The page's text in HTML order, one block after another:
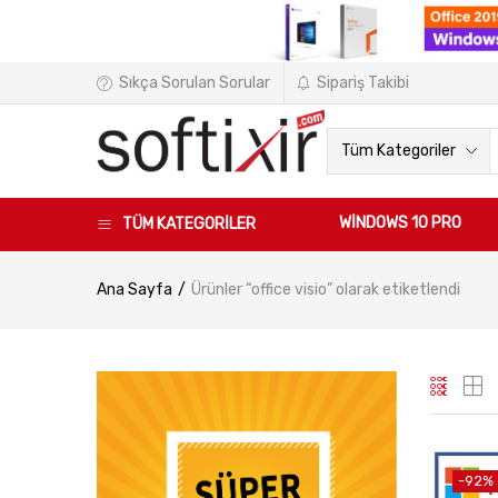
Sıkça Sorulan Sorular Sipariş Takibi
Tüm Kategoriler
TÜM KATEGORİLER WINDOWS 10 PRO
Ana Sayfa Ürünler “office visio” olarak etiketlendi
-92%